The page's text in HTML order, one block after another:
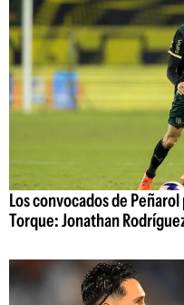
Los convocados de
Torque: Jonathan